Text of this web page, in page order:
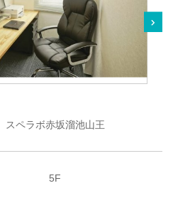
スペラボ赤坂溜池山王
5F